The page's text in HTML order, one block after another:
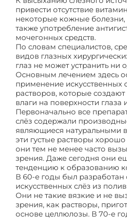
привести отсутствие
некоторые кожные болезни,
также употребление
мочегонных средств.
По словам специалистов,
видов глазных
глаз не может устранить ни
Основным лечением здесь
применение искусственных
растворов, которые
влаги на поверхности глаза
Первоначально все
слёз содержали
являющиеся натуральными
эти густые растворы
они тем не менее часто
зрения. Даже сегодня они
тенденцию к образованию
В 60-е годы был разработан
искусственных слёз из
Они не такие вязкие и не
зрения, как растворы,
основе целлюлозы. В 70-е